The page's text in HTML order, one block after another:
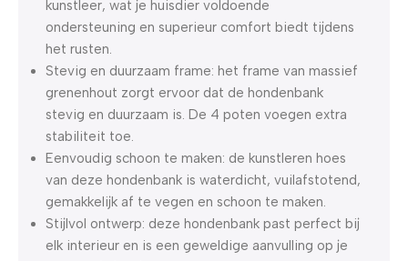
kunstleer, wat je huisdier voldoende
ondersteuning en superieur comfort biedt tijdens
het rusten.
Stevig en duurzaam frame: het frame van massief
grenenhout zorgt ervoor dat de hondenbank
stevig en duurzaam is. De 4 poten voegen extra
stabiliteit toe.
Eenvoudig schoon te maken: de kunstleren hoes
van deze hondenbank is waterdicht, vuilafstotend,
gemakkelijk af te vegen en schoon te maken.
Stijlvol ontwerp: deze hondenbank past perfect bij
elk interieur en is een geweldige aanvulling op je